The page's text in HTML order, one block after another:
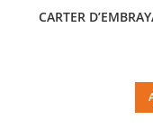
CARTER